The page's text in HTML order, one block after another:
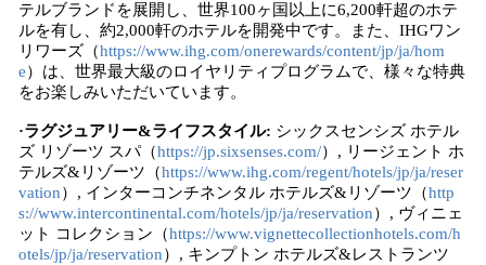
テルブランドを展開し、世界100ヶ国以上に6,200軒超のホテ
ルを有し、約2,000軒のホテルを開発中です。また、IHGワン
リワーズ（https://www.ihg.com/onerewards/content/jp/ja/hom
e）は、世界最大級のロイヤリティプログラムで、様々な特典
をお楽しみいただいています。
·ラグジュアリー&ライフスタイル: シックスセンシズ ホテル
ズ リゾーツ スパ（https://jp.sixsenses.com/）, リージェント ホ
テルズ&リゾーツ（https://www.ihg.com/regent/hotels/jp/ja/reser
vation）, インターコンチネンタル ホテルズ&リゾーツ（http
s://www.intercontinental.com/hotels/jp/ja/reservation）, ヴィニェ
ット コレクション（https://www.vignettecollectionhotels.com/h
otels/jp/ja/reservation）, キンプトン ホテルズ&レストランツ